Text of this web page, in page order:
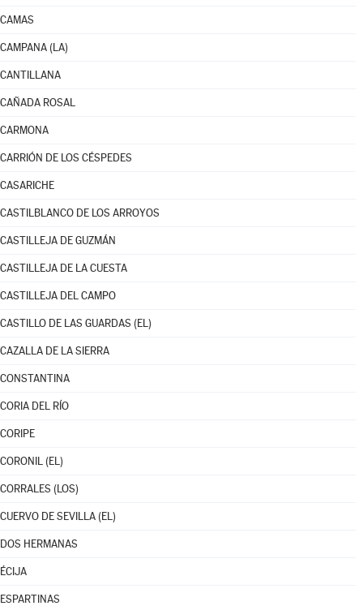
CAMAS
CAMPANA (LA)
CANTILLANA
CAÑADA ROSAL
CARMONA
CARRIÓN DE LOS CÉSPEDES
CASARICHE
CASTILBLANCO DE LOS ARROYOS
CASTILLEJA DE GUZMÁN
CASTILLEJA DE LA CUESTA
CASTILLEJA DEL CAMPO
CASTILLO DE LAS GUARDAS (EL)
CAZALLA DE LA SIERRA
CONSTANTINA
CORIA DEL RÍO
CORIPE
CORONIL (EL)
CORRALES (LOS)
CUERVO DE SEVILLA (EL)
DOS HERMANAS
ÉCIJA
ESPARTINAS